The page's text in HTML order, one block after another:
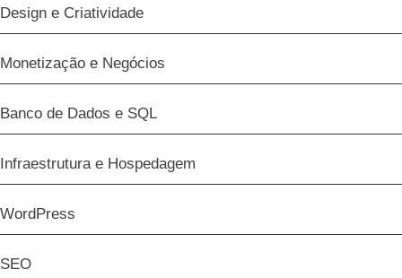
Design e Criatividade
Monetização e Negócios
Banco de Dados e SQL
Infraestrutura e Hospedagem
WordPress
SEO